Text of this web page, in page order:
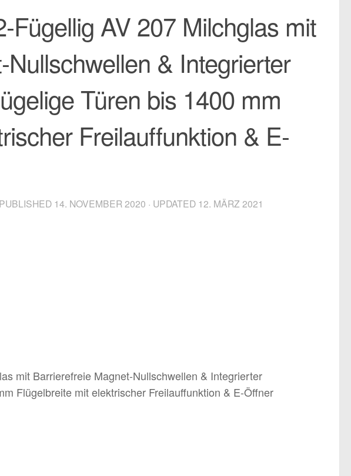
Fügellig AV 207 Milchglas mit
& Integrierter
Türen bis 1400 mm
Freilauffunktion & E-
14. NOVEMBER 2020 · UPDATED 12. MÄRZ 2021
mit Barrierefreie Magnet-Nullschwellen & Integrierter
Flügelbreite mit elektrischer Freilauffunktion & E-Öffner